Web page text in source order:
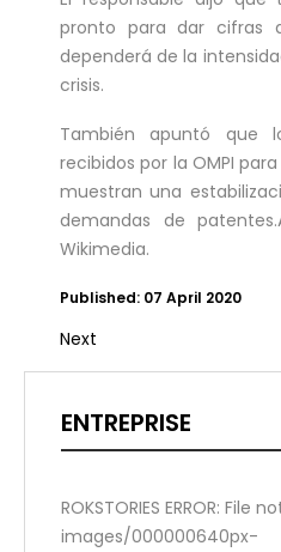
ENTREPRISE
ROKSTORIES ERROR: File
images/000000640px-
pronto para dar cifras
dependerá de la
crisis.
También apuntó que
recibidos por la OMPI
muestran una
demandas de
Wikimedia.
Published: 07 April 2020
Next